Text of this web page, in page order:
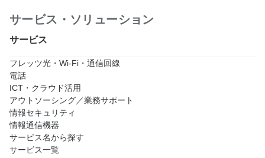
サービス・ソリューション
サービス
フレッツ光・Wi-Fi・通信回線
電話
ICT・クラウド活用
アウトソーシング／業務サポート
情報セキュリティ
情報通信機器
サービス名から探す
サービス一覧